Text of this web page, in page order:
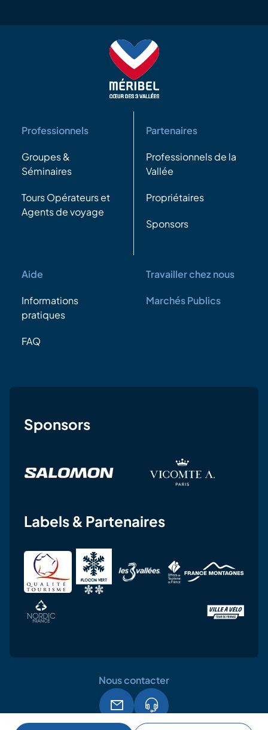
Professionnels
Groupes &
Séminaires
Tours Opérateurs et
Agents de voyage
Partenaires
Professionnels de la
Vallée
Propriétaires
Sponsors
Aide
Informations
pratiques
FAQ
Travailler chez nous
Marchés Publics
Sponsors
Labels & Partenaires
Nous contacter